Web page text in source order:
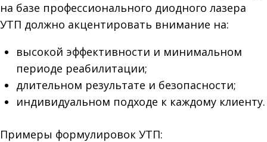
на базе профессионального диодного лазера
УТП должно акцентировать внимание на:
высокой эффективности и минимальном
периоде реабилитации;
длительном результате и безопасности;
индивидуальном подходе к каждому клиенту.
Примеры формулировок УТП: